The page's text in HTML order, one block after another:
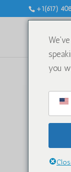
+1(617)
you